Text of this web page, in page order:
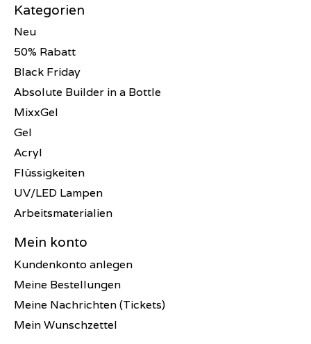
Kategorien
Neu
50% Rabatt
Black Friday
Absolute Builder in a Bottle
MixxGel
Gel
Acryl
Flüssigkeiten
UV/LED Lampen
Arbeitsmaterialien
Mein konto
Kundenkonto anlegen
Meine Bestellungen
Meine Nachrichten (Tickets)
Mein Wunschzettel